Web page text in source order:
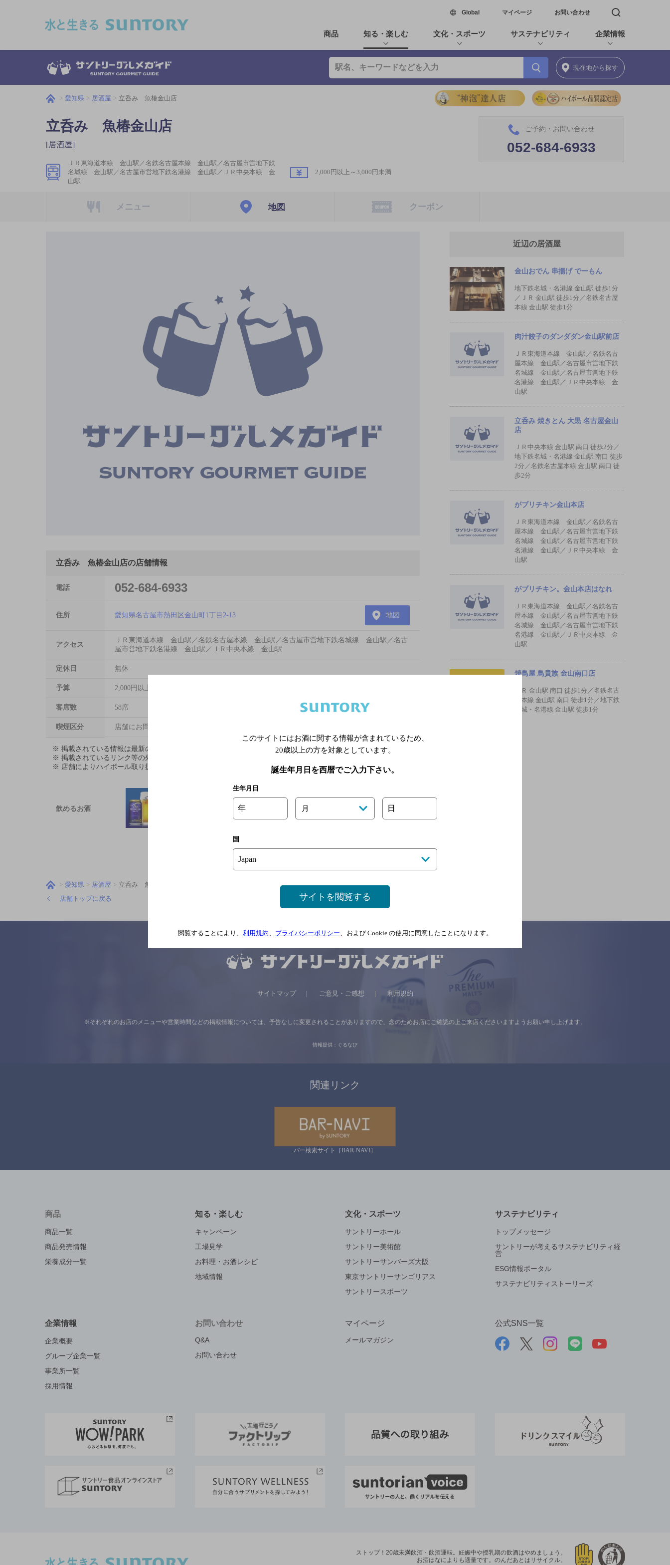
Global新しいウィンドウで開く
マイページ お問い合わせ 検索窓を開く
商品 知る・楽しむ 文化・スポーツ サステナビリティ 企業情報
現在地から探す
愛知県 居酒屋 立呑み 魚椿金山店
立呑み 魚椿金山店
[居酒屋]
ＪＲ東海道本線 金山駅／名鉄名古屋本線 金山駅／名古屋市営地下鉄
名城線 金山駅／名古屋市営地下鉄名港線 金山駅／ＪＲ中央本線 金
山駅
2,000円以上～3,000円未満
ご予約・お問い合わせ
052-684-6933
メニュー 地図 クーポン
立呑み 魚椿金山店の店舗情報
電話 052-684-6933
住所 愛知県名古屋市熱田区金山町1丁目2-13 地図
アクセス
ＪＲ東海道本線 金山駅／名鉄名古屋本線 金山駅／名古屋市営地下鉄名城線 金山駅／名古
屋市営地下鉄名港線 金山駅／ＪＲ中央本線 金山駅
定休日 無休
予算 2,000円以上～3,000円未満
客席数 58席
喫煙区分 店舗にお問い合わせください
※ 掲載されている情報は最新の内容と異なる場合があります。詳しくはお店にお問い合わせください。
※ 掲載されているリンク等の外部コンテンツはお客様のご判断でご利用ください。
※ 店舗によりハイボール取り扱い銘柄が異なります。
飲めるお酒
近辺の居酒屋
金山おでん 串揚げ でーもん
地下鉄名城・名港線 金山駅 徒歩1分
／ＪＲ 金山駅 徒歩1分／名鉄名古屋
本線 金山駅 徒歩1分
肉汁餃子のダンダダン金山駅前店
ＪＲ東海道本線 金山駅／名鉄名古
屋本線 金山駅／名古屋市営地下鉄
名城線 金山駅／名古屋市営地下鉄
名港線 金山駅／ＪＲ中央本線 金
山駅
立呑み 焼きとん 大黒 名古屋金山
店
ＪＲ中央本線 金山駅 南口 徒歩2分／
地下鉄名城・名港線 金山駅 南口 徒歩
2分／名鉄名古屋本線 金山駅 南口 徒
歩2分
がブリチキン金山本店
ＪＲ東海道本線 金山駅／名鉄名古
屋本線 金山駅／名古屋市営地下鉄
名城線 金山駅／名古屋市営地下鉄
名港線 金山駅／ＪＲ中央本線 金
山駅
がブリチキン。金山本店はなれ
ＪＲ東海道本線 金山駅／名鉄名古
屋本線 金山駅／名古屋市営地下鉄
名城線 金山駅／名古屋市営地下鉄
名港線 金山駅／ＪＲ中央本線 金
山駅
焼鳥屋 鳥貴族 金山南口店
ＪＲ 金山駅 南口 徒歩1分／名鉄名古
屋本線 金山駅 南口 徒歩1分／地下鉄
名城・名港線 金山駅 徒歩1分
愛知県 居酒屋
立呑み 魚椿金山店
店舗トップに戻る
サイトマップ ご意見・ご感想 利用規約
※それぞれのお店のメニューや営業時間などの掲載情報については、 予告なしに変更されることがありますので、 念のためお店にご確認の上ご来店くださいますようお願い申し上げます。
情報提供：ぐるなび
関連リンク
バー検索サイト［BAR-NAVI］
商品
商品一覧
商品発売情報
栄養成分一覧
知る・楽しむ
キャンペーン
工場見学
お料理・お酒レシピ
地域情報
文化・スポーツ
サントリーホール
サントリー美術館
サントリーサンバーズ大阪
東京サントリーサンゴリアス
サントリースポーツ
サステナビリティ
トップメッセージ
サントリーが考えるサステナビリティ経
営
ESG情報ポータル
サステナビリティストーリーズ
企業情報
企業概要
グループ企業一覧
事業所一覧
採用情報
お問い合わせ
Q&A
お問い合わせ
マイページ
メールマガジン
公式SNS一覧
ストップ！20歳未満飲酒・飲酒運転。 妊娠中や授乳期の飲酒はやめましょう。
お酒はなによりも適量です。 のんだあとはリサイクル。
このサイトにはお酒に関する情報が含まれているため、
20歳以上の方を対象としています。
誕生年月日を西暦でご入力下さい。
生年月日
年 月 日
国
サイトを閲覧する
閲覧することにより、 利用規約、 プライバシーポリシー、および Cookie の使用に同意したことになります。